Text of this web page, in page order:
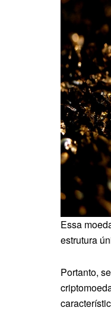
Essa
estrutura
Portanto,